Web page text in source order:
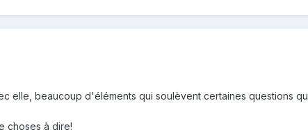
elle, beaucoup d'éléments qui soulèvent certaines questions
choses à dire!